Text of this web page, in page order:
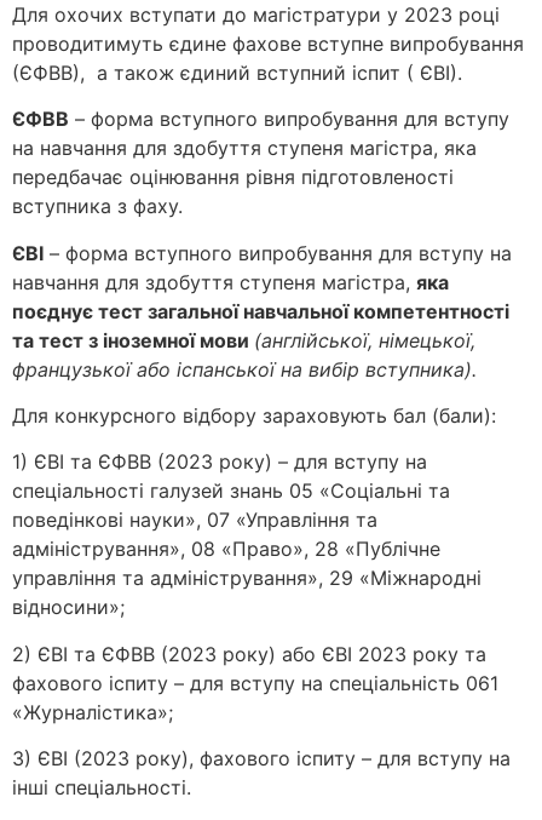
Для охочих вступати до магістратури у 2023 році
проводитимуть єдине фахове вступне випробування
(ЄФВВ), а також єдиний вступний іспит ( ЄВІ).
ЄФВВ – форма вступного випробування для вступу
на навчання для здобуття ступеня магістра, яка
передбачає оцінювання рівня підготовленості
вступника з фаху.
ЄВІ – форма вступного випробування для вступу на
навчання для здобуття ступеня магістра, яка
поєднує тест загальної навчальної компетентності
та тест з іноземної мови (англійської, німецької,
французької або іспанської на вибір вступника).
Для конкурсного відбору зараховують бал (бали):
1) ЄВІ та ЄФВВ (2023 року) – для вступу на
спеціальності галузей знань 05 «Соціальні та
поведінкові науки», 07 «Управління та
адміністрування», 08 «Право», 28 «Публічне
управління та адміністрування», 29 «Міжнародні
відносини»;
2) ЄВІ та ЄФВВ (2023 року) або ЄВІ 2023 року та
фахового іспиту – для вступу на спеціальність 061
«Журналістика»;
3) ЄВІ (2023 року), фахового іспиту – для вступу на
інші спеціальності.